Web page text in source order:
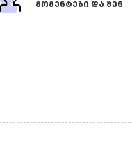
ᲛᲝᲛᲔᲜᲢᲔᲑᲘ ᲓᲐ ᲨᲔᲜ